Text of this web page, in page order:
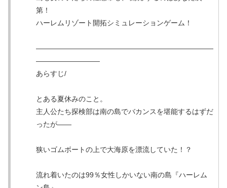
第！
ハーレムリゾート開拓シミュレーションゲーム！
―――――――――――――――――――――――――
―――――――――
あらすじ/
とある夏休みのこと。
主人公たち探検部は南の島でバカンスを堪能するはずだ
ったが――
狭いゴムボートの上で大海原を漂流していた！？
流れ着いたのは99％女性しかいない南の島『ハーレム